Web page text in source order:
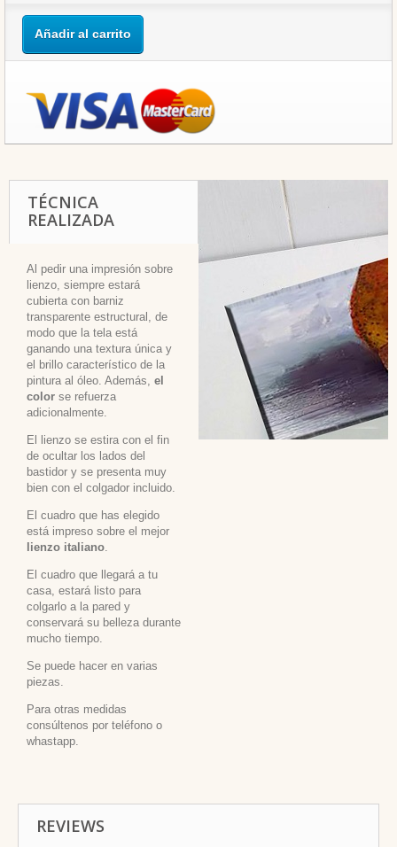
Añadir al carrito
TÉCNICA
REALIZADA
Al pedir una impresión sobre
lienzo, siempre estará
cubierta con barniz
transparente estructural, de
modo que la tela está
ganando una textura única y
el brillo característico de la
pintura al óleo. Además, el
color se refuerza
adicionalmente.
El lienzo se estira con el fin
de ocultar los lados del
bastidor y se presenta muy
bien con el colgador incluido.
El cuadro que has elegido
está impreso sobre el mejor
lienzo italiano
El cuadro que llegará a tu
casa, estará listo para
colgarlo a la pared y
conservará su belleza durante
mucho tiempo.
Se puede hacer en varias
piezas.
Para otras medidas
consúltenos por teléfono o
whastapp.
REVIEWS